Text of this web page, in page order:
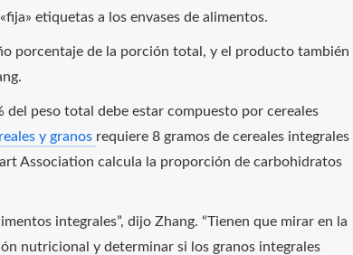
etiquetas a los envases de alimentos.
porcentaje de la porción total, y el producto también
del peso total debe estar compuesto por cereales
y granos requiere 8 gramos de cereales integrales
Association calcula la proporción de carbohidratos
integrales”, dijo Zhang. “Tienen que mirar en la
nutricional y determinar si los granos integrales